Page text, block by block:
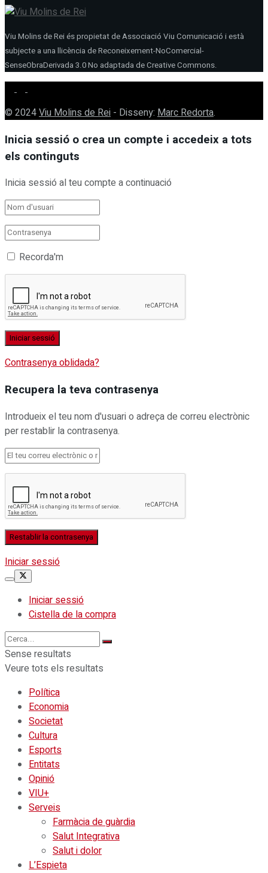
Viu Molins de Rei és propietat de Associació Viu Comunicació i està
subjecte a una llicència de Reconeixement-NoComercial-
SenseObraDerivada 3.0 No adaptada de Creative Commons.
© 2024Viu Molins de Rei - Disseny: Marc Redorta.
Inicia sessió o crea un compte i accedeix a tots
els continguts
Inicia sessió al teu compte a continuació
Recorda'm
Contrasenya oblidada?
Recupera la teva contrasenya
Introdueix el teu nom d'usuari o adreça de correu electrònic
per restablir la contrasenya.
Iniciar sessió
Iniciar sessió
Cistella de la compra
Sense resultats
Veure tots els resultats
Política
Economia
Societat
Cultura
Esports
Entitats
Opinió
VIU+
Serveis
Farmàcia de guàrdia
Salut Integrativa
Salut i dolor
L’Espieta